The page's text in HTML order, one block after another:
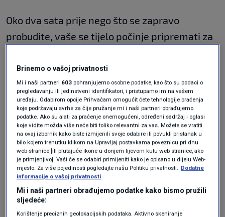
Oko dva sata prije nego što se zapravo
probudite, vaše se tijelo počinje pripremati za
tijelo oslobađa kemikalije koje su odgovorne za
to da se osjećate budnima. Kada ustanete
nakon što ste čuli prvi alarm, vaše je tijelo
dobro pripremljeno za proces buđenja. Al, ako
pritisnete gumb za odgodu i vratite se na
spavanje, velike su šanse da ćete se osjećati
pospano i umorno dugo nakon što se
probudite.
2. Možete se osjećati
Brinemo o vašoj privatnosti
Mi i naši partneri 603 pohranjujemo osobne podatke, kao što su podaci o
pregledavanju ili jedinstveni identifikatori, i pristupamo im na vašem
uređaju. Odabirom opcije Prihvaćam omogućit ćete tehnologije praćenja
koje podržavaju svrhe za čije pružanje mi i naši partneri obrađujemo
podatke. Ako su alati za praćenje onemogućeni, određeni sadržaj i oglasi
koje vidite možda više neće biti toliko relevantni za vas. Možete se vratiti
na ovaj izbornik kako biste izmijenili svoje odabire ili povukli pristanak u
bilo kojem trenutku klikom na Upravljaj postavkama poveznicu pri dnu
web-stranice [ili plutajuće ikone u donjem lijevom kutu web stranice, ako
je primjenjivo]. Vaši će se odabiri primijeniti kako je opisano u dijelu Web-
mjesto. Za više pojedinosti pogledajte našu Politiku privatnosti. Dodatne
informacije o vašoj privatnosti
Mi i naši partneri obrađujemo podatke kako bismo pružili
sljedeće:
Korištenje preciznih geolokacijskih podataka. Aktivno skeniranje